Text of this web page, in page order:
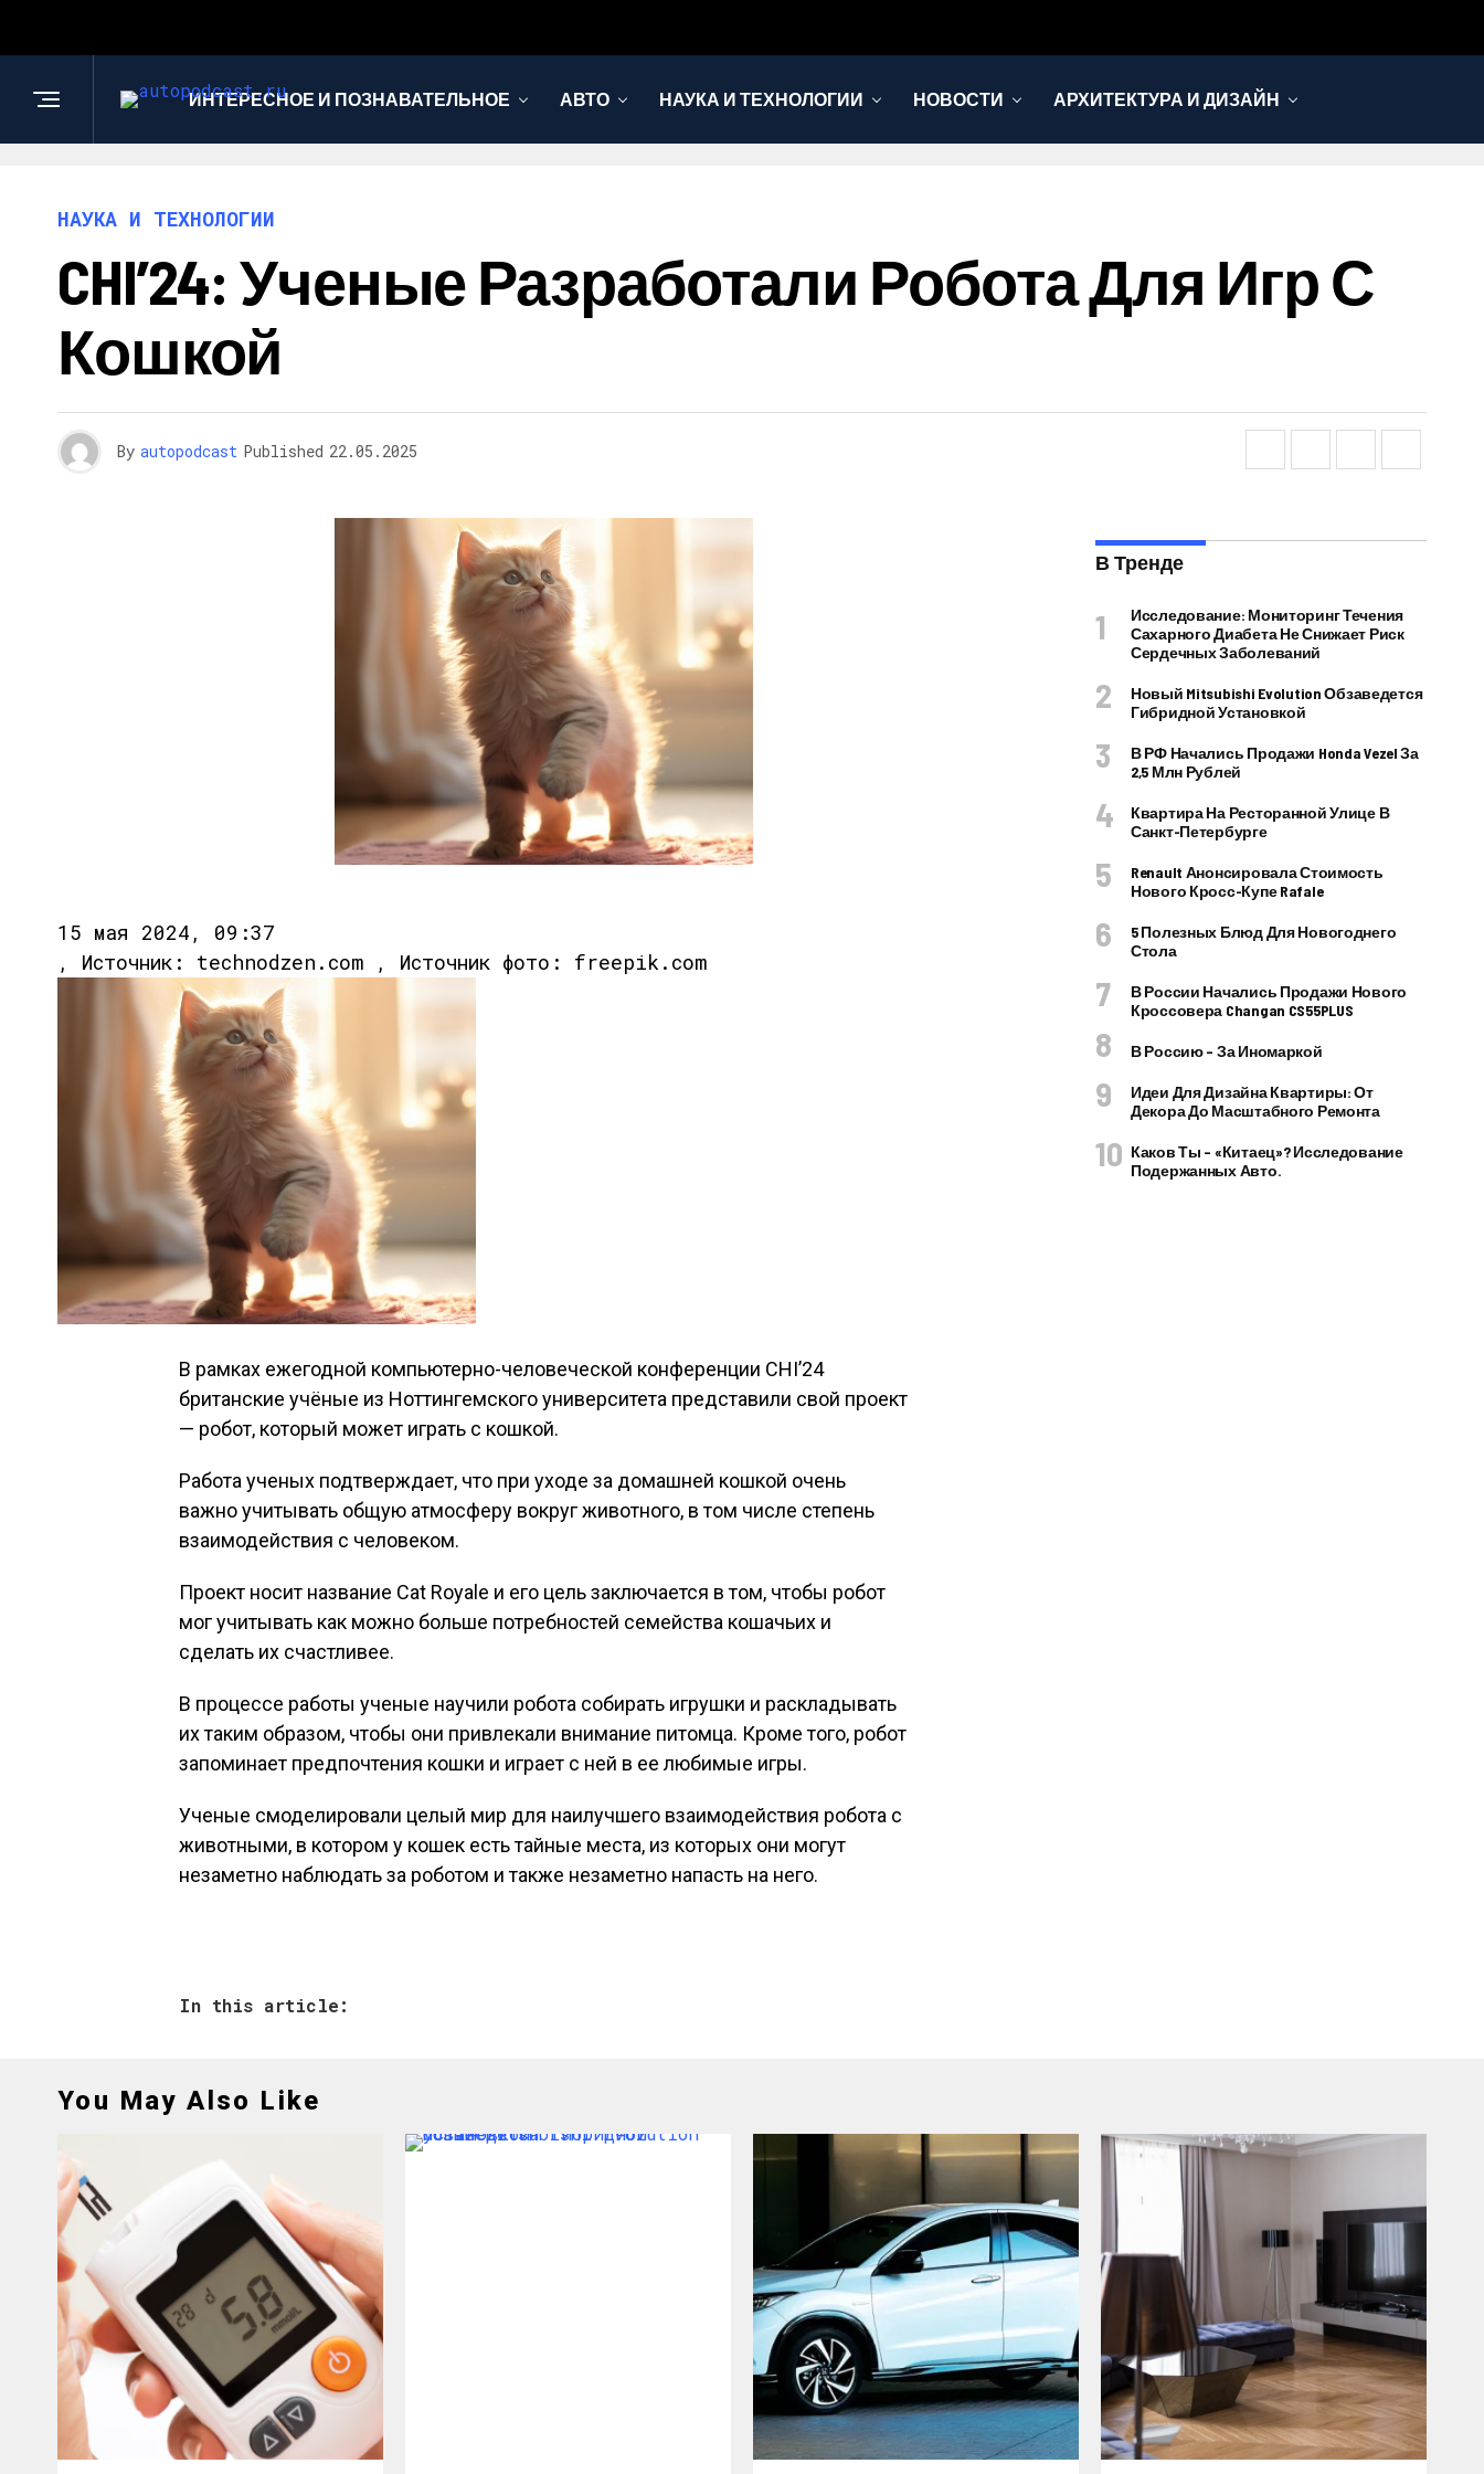
ИНТЕРЕСНОЕ И ПОЗНАВАТЕЛЬНОЕ АВТО НАУКА И ТЕХНОЛОГИИ НОВОСТИ АРХИТЕКТУРА И ДИЗАЙН
НАУКА И ТЕХНОЛОГИИ
CHI’24: Ученые Разработали Робота Для Игр С
Кошкой
By autopodcast Published 22.05.2025
15 мая 2024, 09:37
, Источник: technodzen.com , Источник фото: freepik.com
В рамках ежегодной компьютерно-человеческой конференции CHI’24
британские учёные из Ноттингемского университета представили свой проект
— робот, который может играть с кошкой.
Работа ученых подтверждает, что при уходе за домашней кошкой очень
важно учитывать общую атмосферу вокруг животного, в том числе степень
взаимодействия с человеком.
Проект носит название Cat Royale и его цель заключается в том, чтобы робот
мог учитывать как можно больше потребностей семейства кошачьих и
сделать их счастливее.
В процессе работы ученые научили робота собирать игрушки и раскладывать
их таким образом, чтобы они привлекали внимание питомца. Кроме того, робот
запоминает предпочтения кошки и играет с ней в ее любимые игры.
Ученые смоделировали целый мир для наилучшего взаимодействия робота с
животными, в котором у кошек есть тайные места, из которых они могут
незаметно наблюдать за роботом и также незаметно напасть на него.
In this article:
В Тренде
Исследование: Мониторинг Течения
Сахарного Диабета Не Снижает Риск
Сердечных Заболеваний
Новый Mitsubishi Evolution Обзаведется
Гибридной Установкой
В РФ Начались Продажи Honda Vezel За
2,5 Млн Рублей
Квартира На Ресторанной Улице В
Санкт-Петербурге
Renault Анонсировала Стоимость
Нового Кросс-Купе Rafale
5 Полезных Блюд Для Новогоднего
Стола
В России Начались Продажи Нового
Кроссовера Changan CS55PLUS
В Россию – За Иномаркой
Идеи Для Дизайна Квартиры: От
Декора До Масштабного Ремонта
Каков Ты – «китаец»? Исследование
Подержанных Авто.
You May Also Like